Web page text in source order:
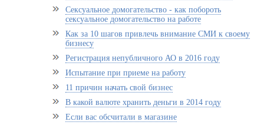
Сексуальное домогательство - как побороть
сексуальное домогательство на работе
Как за 10 шагов привлечь внимание СМИ к своему
бизнесу
Регистрация непубличного АО в 2016 году
Испытание при приеме на работу
11 причин начать свой бизнес
В какой валюте хранить деньги в 2014 году
Если вас обсчитали в магазине